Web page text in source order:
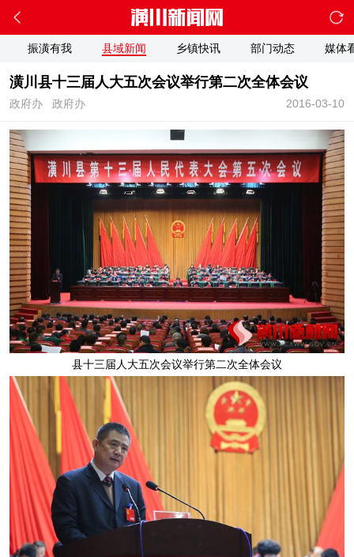
振潢有我 县域新闻 乡镇快讯 部门动态 媒体
潢川县十三届人大五次会议举行第二次全体会议
2016-03-10
政府办 政府办
县十三届人大五次会议举行第二次全体会议